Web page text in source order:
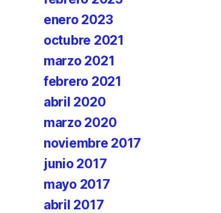
enero 2023
octubre 2021
marzo 2021
febrero 2021
abril 2020
marzo 2020
noviembre 2017
junio 2017
mayo 2017
abril 2017